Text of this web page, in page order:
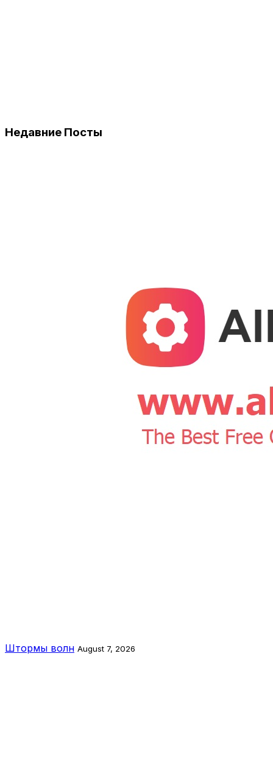
Недавние Посты
Штормы волн August 7, 2026